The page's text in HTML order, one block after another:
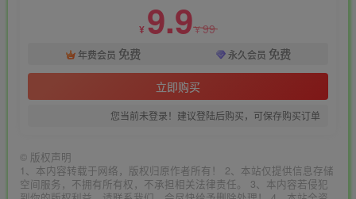
¥ 9.9¥99
年费会员 免费 永久会员 免费
立即购买
您当前未登录！建议登陆后购买，可保存购买订单
© 版权声明
1、本内容转载于网络，版权归原作者所有！ 2、本站仅提供信息存储
空间服务，不拥有所有权，不承担相关法律责任。 3、本内容若侵犯